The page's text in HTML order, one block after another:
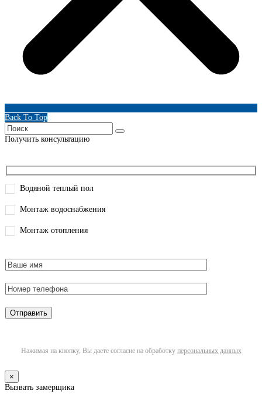
Back To Top
Получить консультацию
Водяной теплый пол
Монтаж водоснабжения
Монтаж отопления
Нажимая на кнопку, Вы даете согласие на обработку персональных данных
×
Вызвать замерщика